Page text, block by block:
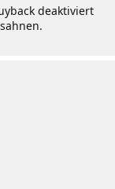
deaktiviert